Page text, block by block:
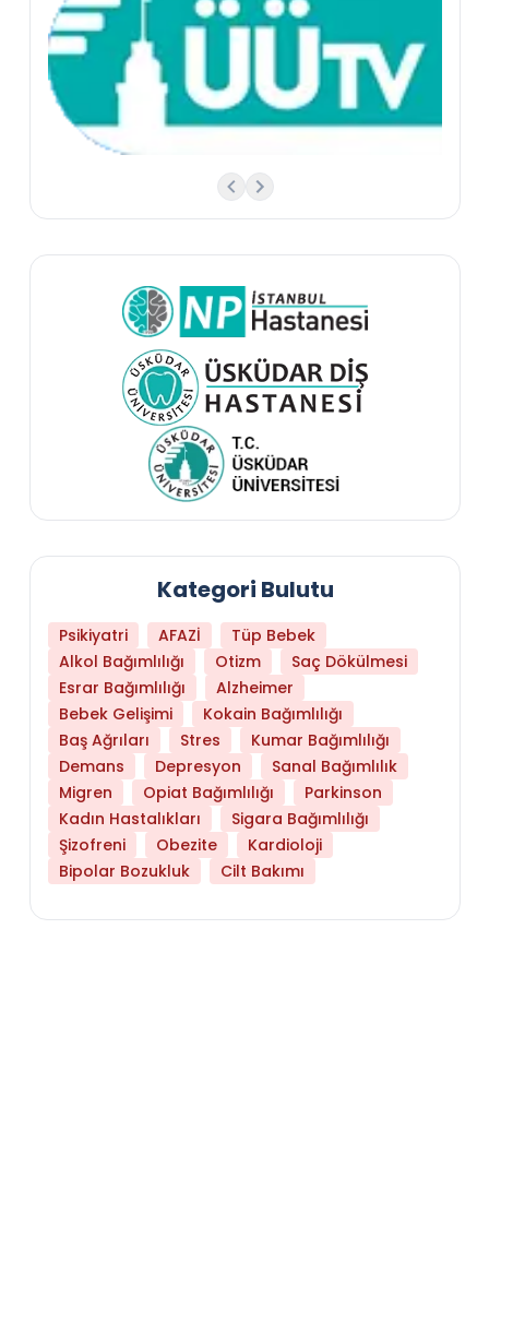
Kategori Bulutu
Psikiyatri AFAZİ
Tüp Bebek
Alkol Bağımlılığı
Otizm
Saç Dökülmesi
Esrar Bağımlılığı
Alzheimer
Bebek Gelişimi
Kokain Bağımlılığı
Baş Ağrıları
Stres
Kumar Bağımlılığı
Demans
Depresyon
Sanal Bağımlılık
Migren
Opiat Bağımlılığı
Parkinson
Kadın Hastalıkları
Sigara Bağımlılığı
Şizofreni
Obezite
Kardioloji
Bipolar Bozukluk
Cilt Bakımı